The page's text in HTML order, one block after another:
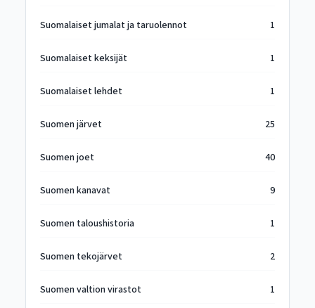
Suomalaiset jumalat ja taruolennot 1
Suomalaiset keksijät 1
Suomalaiset lehdet 1
Suomen järvet 25
Suomen joet 40
Suomen kanavat 9
Suomen taloushistoria 1
Suomen tekojärvet 2
Suomen valtion virastot 1